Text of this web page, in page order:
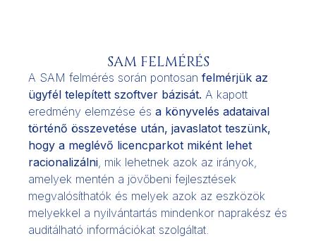
SAM FELMÉRÉS
A SAM felmérés során pontosan felmérjük az
ügyfél telepített szoftver bázisát. A kapott
eredmény elemzése és a könyvelés adataival
történő összevetése után, javaslatot teszünk,
hogy a meglévő licencparkot miként lehet
racionalizálni, mik lehetnek azok az irányok,
amelyek mentén a jövőbeni fejlesztések
megvalósíthatók és melyek azok az eszközök
melyekkel a nyilvántartás mindenkor naprakész és
auditálható információkat szolgáltat.